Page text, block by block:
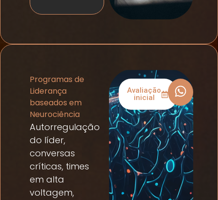
Avaliação
inicial
Programas de
Liderança
baseados em
Neurociência
Autorregulação
do líder,
conversas
críticas, times
em alta
voltagem,